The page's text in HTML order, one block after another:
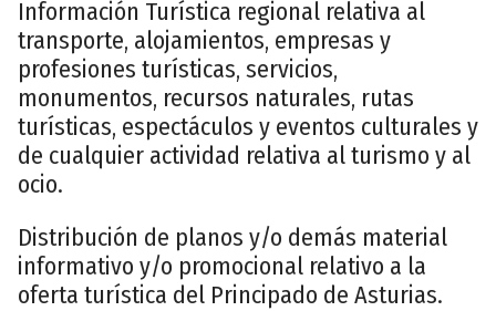
Información Turística regional relativa al
transporte, alojamientos, empresas y
profesiones turísticas, servicios,
monumentos, recursos naturales, rutas
turísticas, espectáculos y eventos culturales y
de cualquier actividad relativa al turismo y al
ocio.
Distribución de planos y/o demás material
informativo y/o promocional relativo a la
oferta turística del Principado de Asturias.